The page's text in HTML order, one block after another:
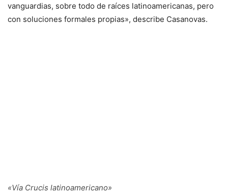
vanguardias, sobre todo de raíces latinoamericanas, pero
con soluciones formales propias», describe Casanovas.
«Vía Crucis latinoamericano»